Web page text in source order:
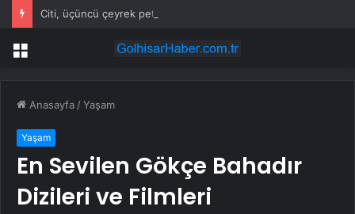
Citi, üçüncü çeyrek petrol tahminini yükseltti
Menü
Anasayfa /Yaşam
Yaşam
En Sevilen Gökçe Bahadır
Dizileri ve Filmleri